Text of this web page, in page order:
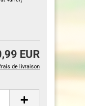
EUR
de livraison